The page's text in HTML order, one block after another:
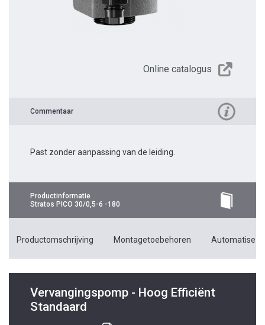
Online catalogus
Commentaar
Past zonder aanpassing van de leiding.
Productinformatie
Stratos PICO 30/0,5-6 -180
Productomschrijving Montagetoebehoren
Vervangingspomp - Hoog Efficiënt
Standaard